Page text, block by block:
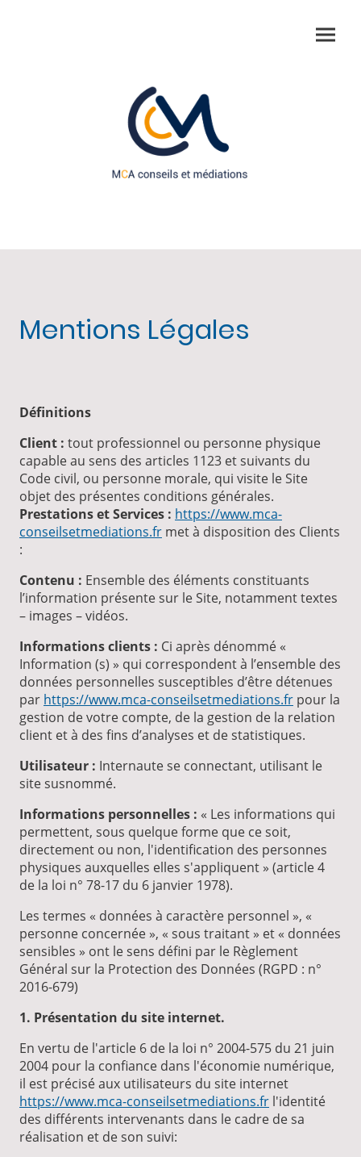
Mentions Légales
Définitions
Client : tout professionnel ou personne physique
capable au sens des articles 1123 et suivants du
Code civil, ou personne morale, qui visite le Site
objet des présentes conditions générales.
Prestations et Services : https://www.mca-
conseilsetmediations.fr met à disposition des Clients
:
Contenu : Ensemble des éléments constituants
l’information présente sur le Site, notamment textes
– images – vidéos.
Informations clients : Ci après dénommé «
Information (s) » qui correspondent à l’ensemble des
données personnelles susceptibles d’être détenues
par https://www.mca-conseilsetmediations.fr pour la
gestion de votre compte, de la gestion de la relation
client et à des fins d’analyses et de statistiques.
Utilisateur : Internaute se connectant, utilisant le
site susnommé.
Informations personnelles : « Les informations qui
permettent, sous quelque forme que ce soit,
directement ou non, l'identification des personnes
physiques auxquelles elles s'appliquent » (article 4
de la loi n° 78-17 du 6 janvier 1978).
Les termes « données à caractère personnel », «
personne concernée », « sous traitant » et « données
sensibles » ont le sens défini par le Règlement
Général sur la Protection des Données (RGPD : n°
2016-679)
1. Présentation du site internet.
En vertu de l'article 6 de la loi n° 2004-575 du 21 juin
2004 pour la confiance dans l'économie numérique,
il est précisé aux utilisateurs du site internet
https://www.mca-conseilsetmediations.fr l'identité
des différents intervenants dans le cadre de sa
réalisation et de son suivi: